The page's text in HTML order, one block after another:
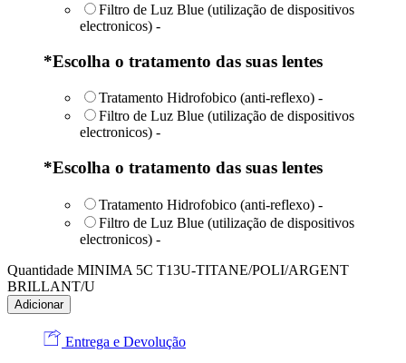
Filtro de Luz Blue (utilização de dispositivos
electronicos) -
*Escolha o tratamento das suas lentes
Tratamento Hidrofobico (anti-reflexo) -
Filtro de Luz Blue (utilização de dispositivos
electronicos) -
*Escolha o tratamento das suas lentes
Tratamento Hidrofobico (anti-reflexo) -
Filtro de Luz Blue (utilização de dispositivos
electronicos) -
Quantidade MINIMA 5C T13U-TITANE/POLI/ARGENT
BRILLANT/U
Adicionar
Entrega e Devolução